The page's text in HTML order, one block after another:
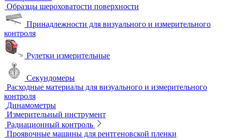
Визуальный и измерительный контроль
ВИК
Видеоэндоскопы
Высокоскоростные камеры
Измерители шероховатости
Испытательные динамометрические стенды
Лупы
Микроскопы
Образцы шероховатости поверхности
Принадлежности для визуального и измерительного
контроля
Рулетки измерительные